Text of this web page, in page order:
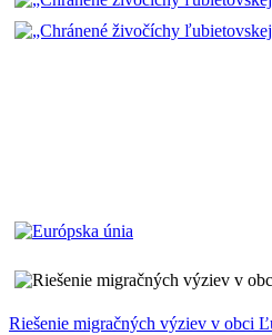
Riešenie migračných výziev v obci